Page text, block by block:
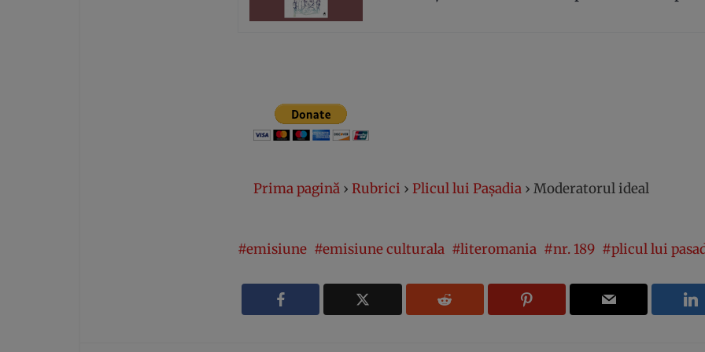
Prima pagină › Rubrici › Plicul lui Pașadia › Moderatorul ideal
emisiune emisiune culturala literomania nr. 189 plicul lui